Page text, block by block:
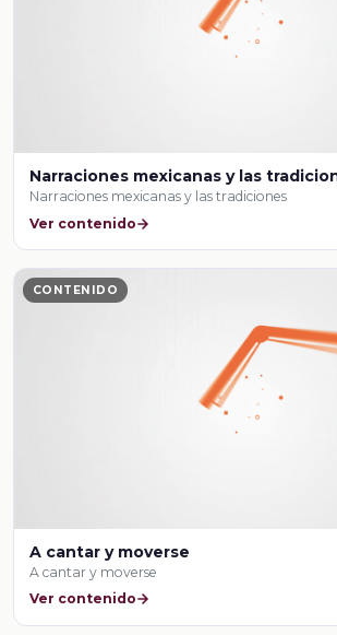
Narraciones mexicanas y las
Narraciones mexicanas y las tradiciones
Ver contenido
CONTENIDO
A cantar y moverse
A cantar y moverse
Ver contenido